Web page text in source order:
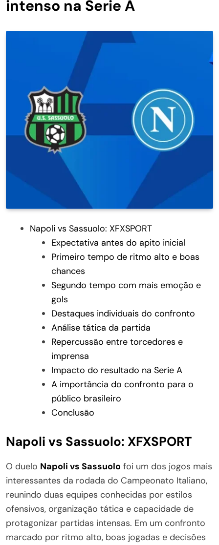
intenso na Serie A
Napoli vs Sassuolo: XFXSPORT
Expectativa antes do apito inicial
Primeiro tempo de ritmo alto e boas
chances
Segundo tempo com mais emoção e
gols
Destaques individuais do confronto
Análise tática da partida
Repercussão entre torcedores e
imprensa
Impacto do resultado na Serie A
A importância do confronto para o
público brasileiro
Conclusão
Napoli vs Sassuolo: XFXSPORT
O duelo Napoli vs Sassuolo foi um dos jogos mais
interessantes da rodada do Campeonato Italiano,
reunindo duas equipes conhecidas por estilos
ofensivos, organização tática e capacidade de
protagonizar partidas intensas. Em um confronto
marcado por ritmo alto, boas jogadas e decisões